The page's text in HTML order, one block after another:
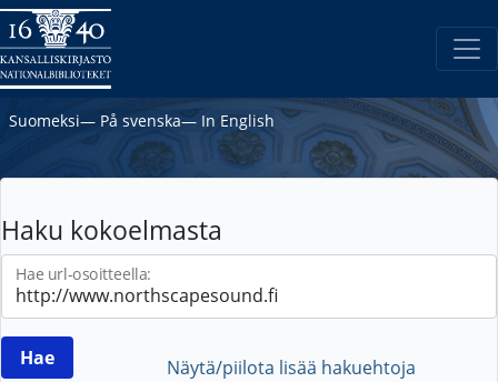
Suomeksi― På svenska― In English
Haku kokoelmasta
Hae url-osoitteella:
Näytä/piilota lisää hakuehtoja